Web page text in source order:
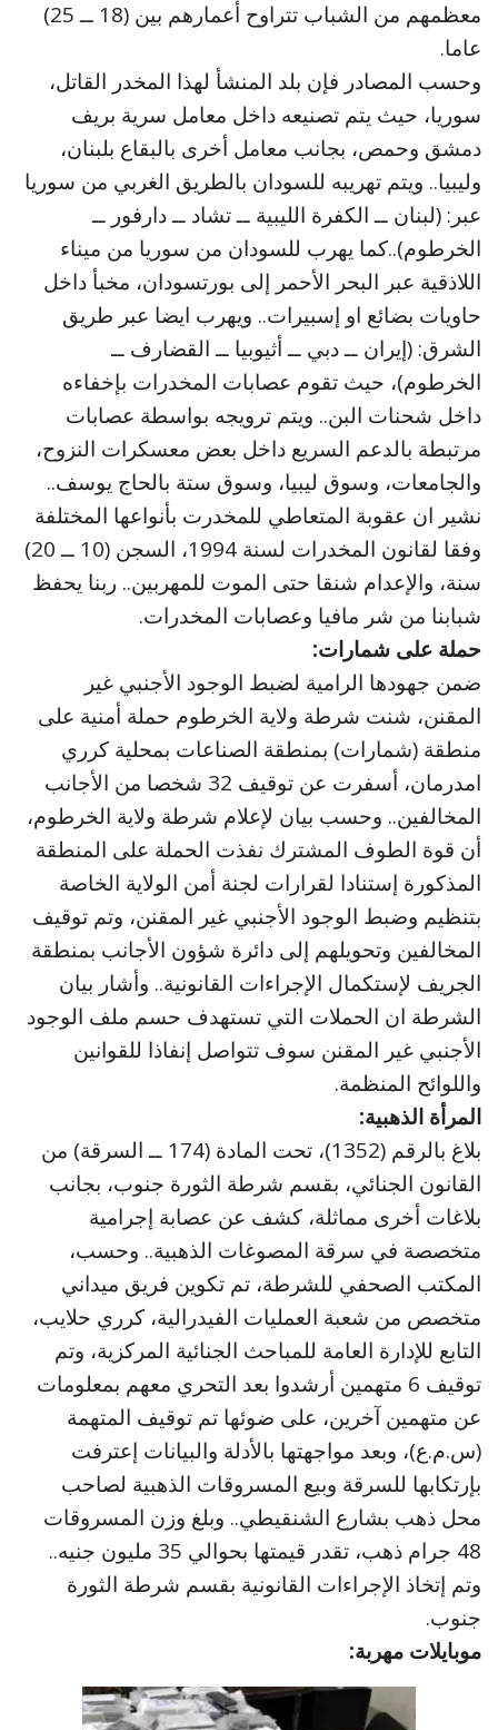
معظمهم من الشباب تتراوح أعمارهم بين (18 ــ 25)
عاما.
وحسب المصادر فإن بلد المنشأ لهذا المخدر القاتل،
سوريا، حيث يتم تصنيعه داخل معامل سرية بريف
دمشق وحمص، بجانب معامل أخرى بالبقاع بلبنان،
وليبيا.. ويتم تهريبه للسودان بالطريق الغربي من سوريا
عبر: (لبنان ــ الكفرة الليبية ــ تشاد ــ دارفور ــ
الخرطوم)..كما يهرب للسودان من سوريا من ميناء
اللاذقية عبر البحر الأحمر إلى بورتسودان، مخبأ داخل
حاويات بضائع او إسبيرات.. ويهرب ايضا عبر طريق
الشرق: (إيران ــ دبي ــ أثيوبيا ــ القضارف ــ
الخرطوم)، حيث تقوم عصابات المخدرات بإخفاءه
داخل شحنات البن.. ويتم ترويجه بواسطة عصابات
مرتبطة بالدعم السريع داخل بعض معسكرات النزوح،
والجامعات، وسوق ليبيا، وسوق ستة بالحاج يوسف..
نشير ان عقوبة المتعاطي للمخدرت بأنواعها المختلفة
وفقا لقانون المخدرات لسنة 1994، السجن (10 ــ 20)
سنة، والإعدام شنقا حتى الموت للمهربين.. ربنا يحفظ
شبابنا من شر مافيا وعصابات المخدرات.
حملة على شمارات:
ضمن جهودها الرامية لضبط الوجود الأجنبي غير
المقنن، شنت شرطة ولاية الخرطوم حملة أمنية على
منطقة (شمارات) بمنطقة الصناعات بمحلية كرري
امدرمان، أسفرت عن توقيف 32 شخصا من الأجانب
المخالفين.. وحسب بيان لإعلام شرطة ولاية الخرطوم،
أن قوة الطوف المشترك نفذت الحملة على المنطقة
المذكورة إستنادا لقرارات لجنة أمن الولاية الخاصة
بتنظيم وضبط الوجود الأجنبي غير المقنن، وتم توقيف
المخالفين وتحويلهم إلى دائرة شؤون الأجانب بمنطقة
الجريف لإستكمال الإجراءات القانونية.. وأشار بيان
الشرطة ان الحملات التي تستهدف حسم ملف الوجود
الأجنبي غير المقنن سوف تتواصل إنفاذا للقوانين
واللوائح المنظمة.
المرأة الذهبية:
بلاغ بالرقم (1352)، تحت المادة (174 ــ السرقة) من
القانون الجنائي، بقسم شرطة الثورة جنوب، بجانب
بلاغات أخرى مماثلة، كشف عن عصابة إجرامية
متخصصة في سرقة المصوغات الذهبية.. وحسب،
المكتب الصحفي للشرطة، تم تكوين فريق ميداني
متخصص من شعبة العمليات الفيدرالية، كرري حلايب،
التابع للإدارة العامة للمباحث الجنائية المركزية، وتم
توقيف 6 متهمين أرشدوا بعد التحري معهم بمعلومات
عن متهمين آخرين، على ضوئها تم توقيف المتهمة
(س.م.ع)، وبعد مواجهتها بالأدلة والبيانات إعترفت
بإرتكابها للسرقة وبيع المسروقات الذهبية لصاحب
محل ذهب بشارع الشنقيطي.. وبلغ وزن المسروقات
48 جرام ذهب، تقدر قيمتها بحوالي 35 مليون جنيه..
وتم إتخاذ الإجراءات القانونية بقسم شرطة الثورة
جنوب.
موبايلات مهربة: